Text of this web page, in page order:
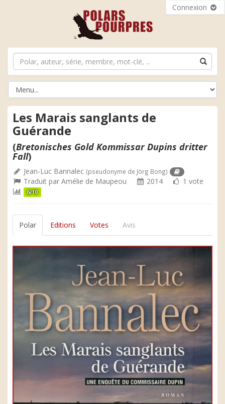
Connexion
Les Marais sanglants de
Guérande
(Bretonisches Gold Kommissar Dupins dritter
Fall)
Jean-Luc Bannalec (pseudonyme de Jörg Bong)
Traduit par Amélie de Maupeou 2014 1 vote
6/10
Polar Editions Votes Avis